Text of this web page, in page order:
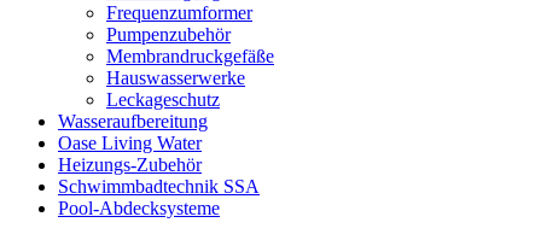
Frequenzumformer
Pumpenzubehör
Membrandruckgefäße
Hauswasserwerke
Leckageschutz
Wasseraufbereitung
Oase Living Water
Heizungs-Zubehör
Schwimmbadtechnik SSA
Pool-Abdecksysteme